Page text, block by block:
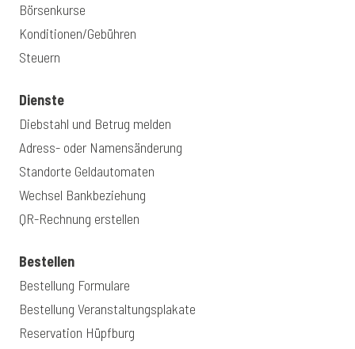
Börsenkurse
Konditionen/Gebühren
Steuern
Dienste
Diebstahl und Betrug melden
Adress- oder Namensänderung
Standorte Geldautomaten
Wechsel Bankbeziehung
QR-Rechnung erstellen
Bestellen
Bestellung Formulare
Bestellung Veranstaltungsplakate
Reservation Hüpfburg